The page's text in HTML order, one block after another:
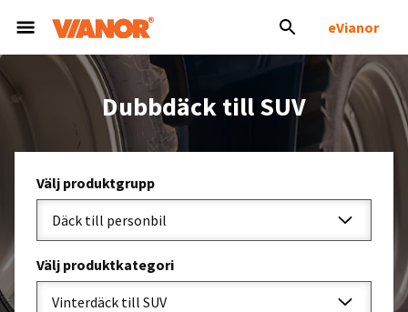
eVianor
Dubbdäck till SUV
Välj produktgrupp
Däck till personbil
Välj produktkategori
Vinterdäck till SUV